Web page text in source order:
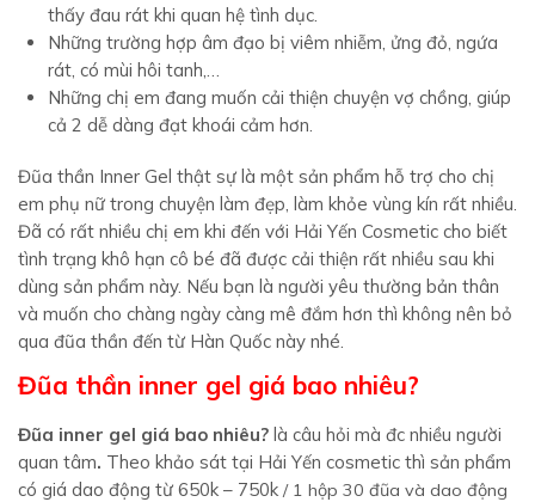
thấy đau rát khi quan hệ tình dục.
Những trường hợp âm đạo bị viêm nhiễm, ửng đỏ, ngứa
rát, có mùi hôi tanh,…
Những chị em đang muốn cải thiện chuyện vợ chồng, giúp
cả 2 dễ dàng đạt khoái cảm hơn.
Đũa thần Inner Gel thật sự là một sản phẩm hỗ trợ cho chị
em phụ nữ trong chuyện làm đẹp, làm khỏe vùng kín rất nhiều.
Đã có rất nhiều chị em khi đến với Hải Yến Cosmetic cho biết
tình trạng khô hạn cô bé đã được cải thiện rất nhiều sau khi
dùng sản phẩm này. Nếu bạn là người yêu thường bản thân
và muốn cho chàng ngày càng mê đắm hơn thì không nên bỏ
qua đũa thần đến từ Hàn Quốc này nhé.
Đũa thần inner gel giá bao nhiêu?
Đũa inner gel giá bao nhiêu? là câu hỏi mà đc nhiều người
quan tâm. Theo khảo sát tại Hải Yến cosmetic thì sản phẩm
có giá dao động từ 650k – 750k / 1 hộp 30 đũa và dao động